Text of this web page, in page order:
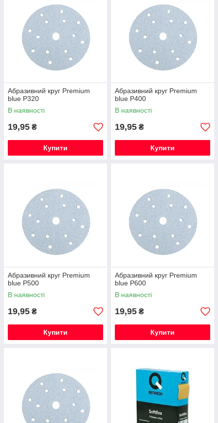
Абразивний круг Premium
blue Р320
В наявності
19,95 ₴
Купити
Абразивний круг Premium
blue Р400
В наявності
19,95 ₴
Купити
Абразивний круг Premium
blue Р500
В наявності
19,95 ₴
Купити
Абразивний круг Premium
blue Р600
В наявності
19,95 ₴
Купити